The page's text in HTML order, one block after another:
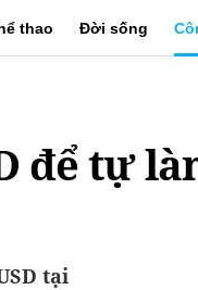
thao Đời sống
để tự
tại